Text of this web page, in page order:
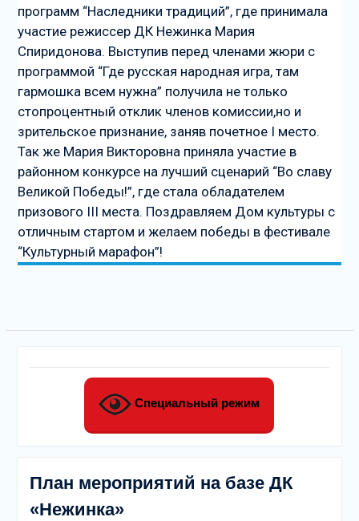
программ “Наследники традиций”, где принимала
участие режиссер ДК Нежинка Мария
Спиридонова. Выступив перед членами жюри с
программой “Где русская народная игра, там
гармошка всем нужна” получила не только
стопроцентный отклик членов комиссии,но и
зрительское признание, заняв почетное I место.
Так же Мария Викторовна приняла участие в
районном конкурсе на лучший сценарий “Во славу
Великой Победы!”, где стала обладателем
призового III места. Поздравляем Дом культуры с
отличным стартом и желаем победы в фестивале
“Культурный марафон”!
Специальный режим
План мероприятий на базе ДК
«Нежинка»